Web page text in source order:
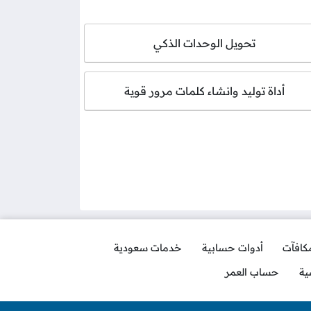
تحويل الوحدات الذكي
أداة توليد وانشاء كلمات مرور قوية
أدوات حسابية
خدمات سعودية
حساب العمر